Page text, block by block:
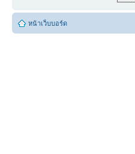
หน้าเว็บบอร์ด